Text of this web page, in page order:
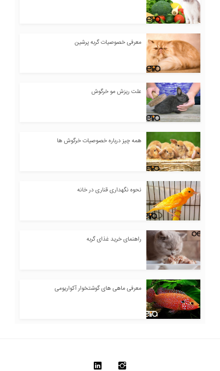
معرفی خصوصیات گربه پرشین
علت ریزش مو خرگوش
همه چیز درباره خصوصیات خرگوش ها
نحوه نگهداری قناری در خانه
راهنمای خرید غذای گربه
معرفی ماهی های گوشتخوار آکواریومی